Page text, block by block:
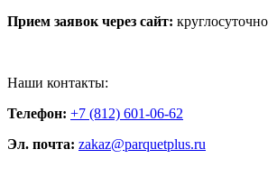
Прием заявок через сайт: круглосуточно
Наши контакты:
Телефон: +7 (812) 601-06-62
Эл. почта: zakaz@parquetplus.ru